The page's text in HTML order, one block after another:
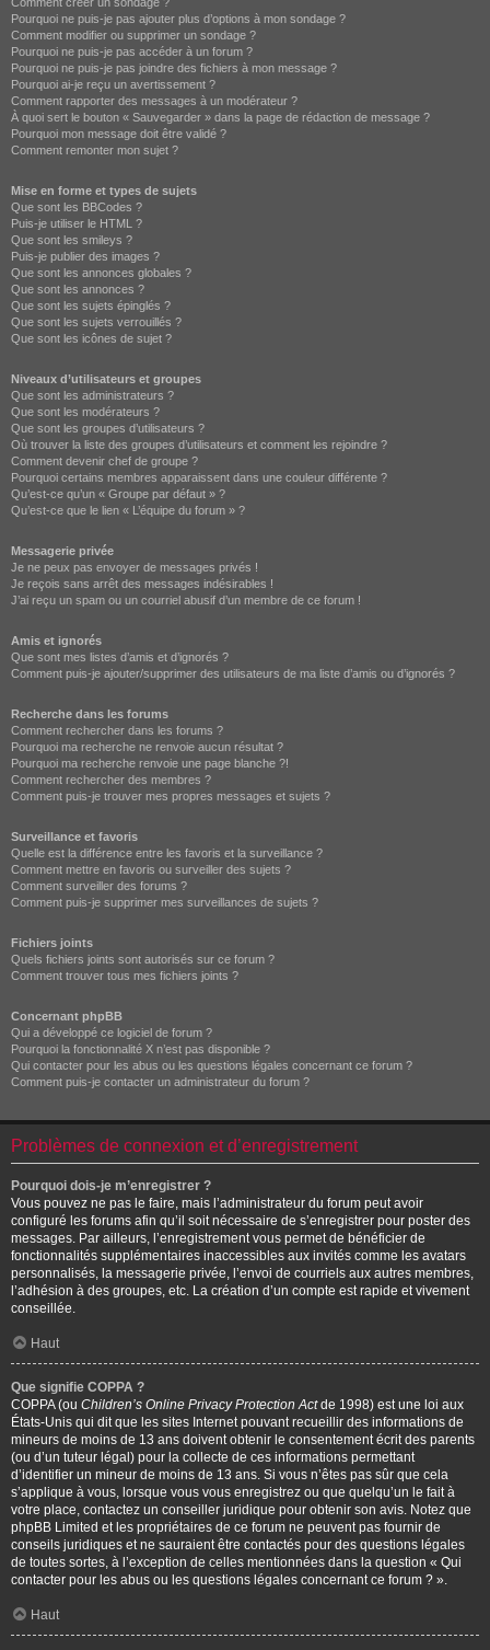
Pourquoi ne puis-je pas ajouter plus d’options à mon sondage ?
Comment modifier ou supprimer un sondage ?
Pourquoi ne puis-je pas accéder à un forum ?
Pourquoi ne puis-je pas joindre des fichiers à mon message ?
Pourquoi ai-je reçu un avertissement ?
Comment rapporter des messages à un modérateur ?
À quoi sert le bouton « Sauvegarder » dans la page de rédaction de message ?
Pourquoi mon message doit être validé ?
Comment remonter mon sujet ?
Mise en forme et types de sujets
Que sont les BBCodes ?
Puis-je utiliser le HTML ?
Que sont les smileys ?
Puis-je publier des images ?
Que sont les annonces globales ?
Que sont les annonces ?
Que sont les sujets épinglés ?
Que sont les sujets verrouillés ?
Que sont les icônes de sujet ?
Niveaux d’utilisateurs et groupes
Que sont les administrateurs ?
Que sont les modérateurs ?
Que sont les groupes d’utilisateurs ?
Où trouver la liste des groupes d’utilisateurs et comment les rejoindre ?
Comment devenir chef de groupe ?
Pourquoi certains membres apparaissent dans une couleur différente ?
Qu’est-ce qu’un « Groupe par défaut » ?
Qu’est-ce que le lien « L’équipe du forum » ?
Messagerie privée
Je ne peux pas envoyer de messages privés !
Je reçois sans arrêt des messages indésirables !
J’ai reçu un spam ou un courriel abusif d’un membre de ce forum !
Amis et ignorés
Que sont mes listes d’amis et d’ignorés ?
Comment puis-je ajouter/supprimer des utilisateurs de ma liste d’amis ou d’ignorés ?
Recherche dans les forums
Comment rechercher dans les forums ?
Pourquoi ma recherche ne renvoie aucun résultat ?
Pourquoi ma recherche renvoie une page blanche ?!
Comment rechercher des membres ?
Comment puis-je trouver mes propres messages et sujets ?
Surveillance et favoris
Quelle est la différence entre les favoris et la surveillance ?
Comment mettre en favoris ou surveiller des sujets ?
Comment surveiller des forums ?
Comment puis-je supprimer mes surveillances de sujets ?
Fichiers joints
Quels fichiers joints sont autorisés sur ce forum ?
Comment trouver tous mes fichiers joints ?
Concernant phpBB
Qui a développé ce logiciel de forum ?
Pourquoi la fonctionnalité X n’est pas disponible ?
Qui contacter pour les abus ou les questions légales concernant ce forum ?
Comment puis-je contacter un administrateur du forum ?
Problèmes de connexion et d’enregistrement
Pourquoi dois-je m’enregistrer ?
Vous pouvez ne pas le faire, mais l’administrateur du forum peut avoir
configuré les forums afin qu’il soit nécessaire de s’enregistrer pour poster des
messages. Par ailleurs, l’enregistrement vous permet de bénéficier de
fonctionnalités supplémentaires inaccessibles aux invités comme les avatars
personnalisés, la messagerie privée, l’envoi de courriels aux autres membres,
l’adhésion à des groupes, etc. La création d’un compte est rapide et vivement
conseillée.
Haut
Que signifie COPPA ?
COPPA (ou Children’s Online Privacy Protection Actde 1998) est une loi aux
États-Unis qui dit que les sites Internet pouvant recueillir des informations de
mineurs de moins de 13 ans doivent obtenir le consentement écrit des parents
(ou d’un tuteur légal) pour la collecte de ces informations permettant
d’identifier un mineur de moins de 13 ans. Si vous n’êtes pas sûr que cela
s’applique à vous, lorsque vous vous enregistrez ou que quelqu’un le fait à
votre place, contactez un conseiller juridique pour obtenir son avis. Notez que
phpBB Limited et les propriétaires de ce forum ne peuvent pas fournir de
conseils juridiques et ne sauraient être contactés pour des questions légales
de toutes sortes, à l’exception de celles mentionnées dans la question « Qui
contacter pour les abus ou les questions légales concernant ce forum ? ».
Haut